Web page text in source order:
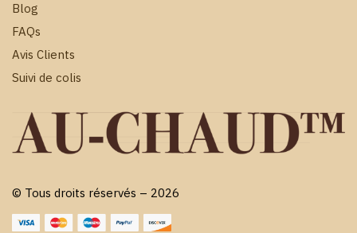
Blog
FAQs
Avis Clients
Suivi de colis
© Tous droits réservés – 2026